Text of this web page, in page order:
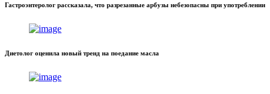
Гастроэнтеролог рассказала, что разрезанные арбузы небезопасны при употреблении
Диетолог оценила новый тренд на поедание масла